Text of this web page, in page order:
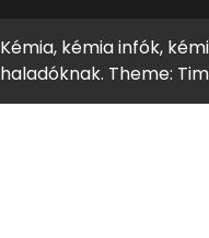
Kémia, kémia infók,
haladóknak. Theme: